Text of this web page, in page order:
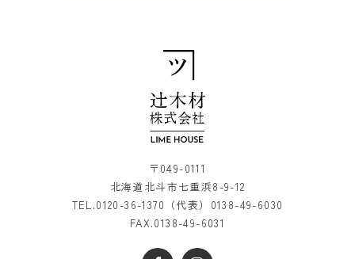
〒049-0111
北海道北斗市七重浜8-9-12
TEL.0120-36-1370 （代表） 0138-49-6030
FAX.0138-49-6031